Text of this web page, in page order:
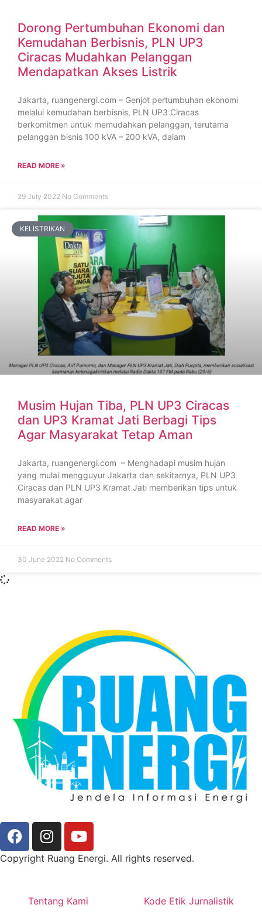
Dorong Pertumbuhan Ekonomi dan
Kemudahan Berbisnis, PLN UP3
Ciracas Mudahkan Pelanggan
Mendapatkan Akses Listrik
Jakarta, ruangenergi.com – Genjot pertumbuhan ekonomi
melalui kemudahan berbisnis, PLN UP3 Ciracas
berkomitmen untuk memudahkan pelanggan, terutama
pelanggan bisnis 100 kVA – 200 kVA, dalam
READ MORE »
29 July 2022 No Comments
KELISTRIKAN
Musim Hujan Tiba, PLN UP3 Ciracas
dan UP3 Kramat Jati Berbagi Tips
Agar Masyarakat Tetap Aman
Jakarta, ruangenergi.com – Menghadapi musim hujan
yang mulai mengguyur Jakarta dan sekitarnya, PLN UP3
Ciracas dan PLN UP3 Kramat Jati memberikan tips untuk
masyarakat agar
READ MORE »
30 June 2022 No Comments
Copyright Ruang Energi. All rights reserved.
Tentang Kami Kode Etik Jurnalistik